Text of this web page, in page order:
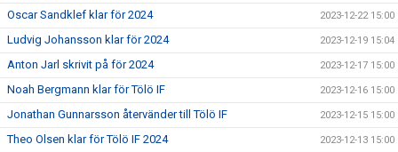
Oscar Sandklef klar för 2024 2023-12-22 15:00
Ludvig Johansson klar för 2024 2023-12-19 15:04
Anton Jarl skrivit på för 2024 2023-12-17 15:00
Noah Bergmann klar för Tölö IF 2023-12-16 15:00
Jonathan Gunnarsson återvänder till Tölö IF 2023-12-15 15:00
Theo Olsen klar för Tölö IF 2024 2023-12-13 15:00